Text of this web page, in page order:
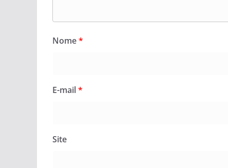
Nome*
E-mail*
Site